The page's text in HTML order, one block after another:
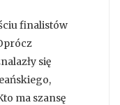
finalistów
się
ma szansę